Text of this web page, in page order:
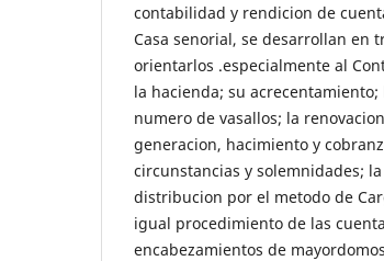
contabilidad y rendicion de
Casa senorial, se desarrollan en
orientarlos .especialmente al
la hacienda; su
numero de vasallos; la
generacion, hacimiento y
circunstancias y solemnidades;
distribucion por el metodo de
igual procedimiento de las
encabezamientos de